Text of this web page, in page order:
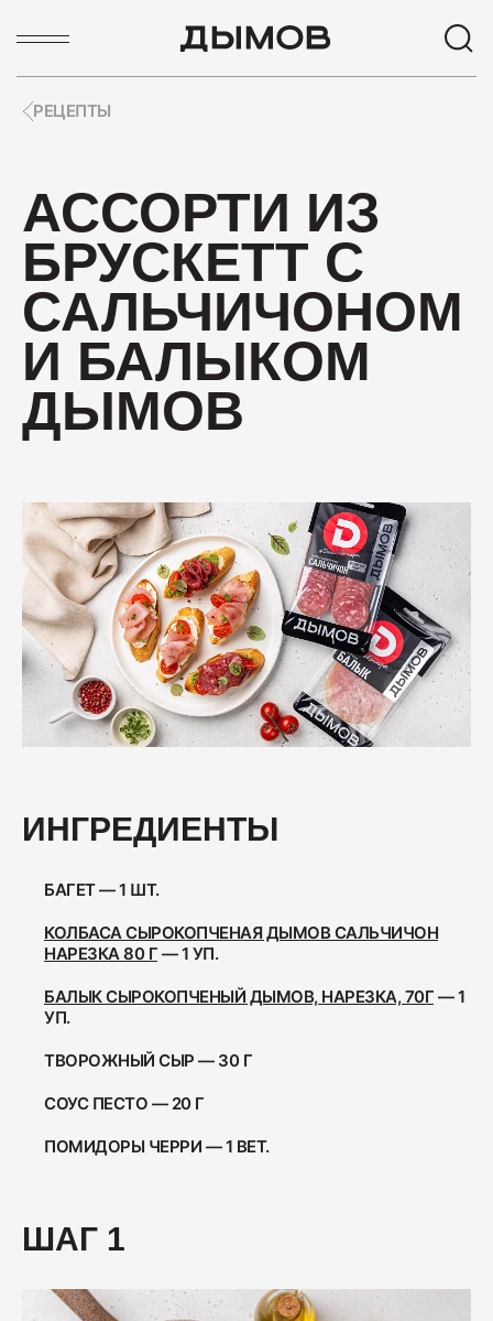
Карьера
Вакансии
Пиколини
Вареные колбасы
Ветчины
Колбаса
Колбаса с/к Коньячная
230
Нарезка Сервелат "Кремлёвский"
110
70
Колбаса сырокопчёная Сальчичон
260
Ветчина "Для тостов"
400
Колбаса сырокопчёная "Зернистая"
600
РЕЦЕПТЫ
АССОРТИ ИЗ
БРУСКЕТТ С
САЛЬЧИЧОНОМ
И БАЛЫКОМ
ДЫМОВ
ИНГРЕДИЕНТЫ
БАГЕТ — 1 ШТ.
КОЛБАСА СЫРОКОПЧЕНАЯ ДЫМОВ САЛЬЧИЧОН
НАРЕЗКА 80 Г — 1 УП.
БАЛЫК СЫРОКОПЧЕНЫЙ ДЫМОВ, НАРЕЗКА, 70Г — 1
УП.
ТВОРОЖНЫЙ СЫР — 30 Г
СОУС ПЕСТО — 20 Г
ПОМИДОРЫ ЧЕРРИ — 1 ВЕТ.
ШАГ 1